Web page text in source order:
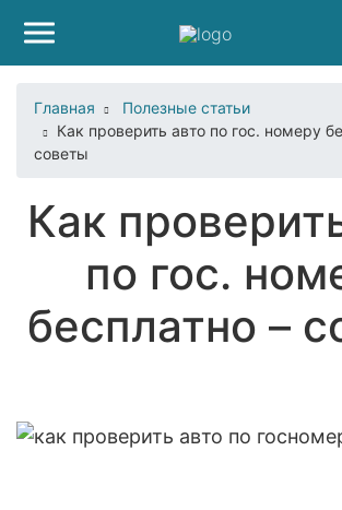
Главная
Полезные статьи
Как проверить авто по гос. номеру
советы
Как
по гос.
бесплатно –